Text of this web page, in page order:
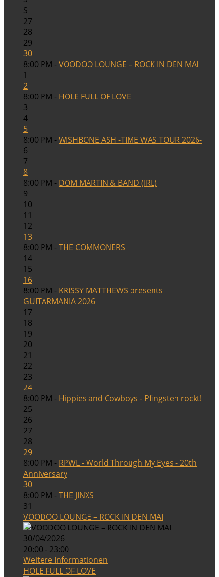
S
27
28
29
30
8:00 PM -VOODOO LOUNGE – ROCK IN DEN MAI
1
2
8:00 PM - HOLE FULL OF LOVE
3
4
5
8:00 PM -WISHBONE ASH -TIME WAS TOUR 2026-
6
7
8
8:00 PM - DOM MARTIN & BAND (IRL)
9
10
11
12
13
8:00 PM -THE COMMONERS
14
15
16
8:00 PM - KRISSY MATTHEWS presents
GUITARMANIA 2026
17
18
19
20
21
22
23
24
8:00 PM - Hippies and Cowboys - Pfingsten rockt!
25
26
27
28
29
8:00 PM - RPWL - World Through My Eyes - 20th
Anniversary
30
8:00 PM -THE JINXS
31
VOODOO LOUNGE – ROCK IN DEN MAI
30/04/2026
20:00 - 23:00
Weitere Informationen
HOLE FULL OF LOVE